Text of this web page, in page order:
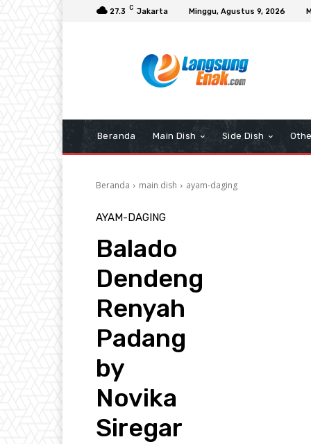
27.3 C Jakarta Minggu, Agustus 9, 2026
Beranda Main Dish Side Dish
Beranda main dish ayam-daging
AYAM-DAGING
Balado
Dendeng
Renyah
Padang
by
Novika
Siregar